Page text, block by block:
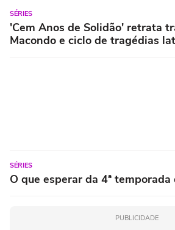
SÉRIES
'Cem Anos de Solidão' retrata
Macondo e ciclo de tragédias
SÉRIES
O que esperar da 4ª temporada
PUBLICIDADE